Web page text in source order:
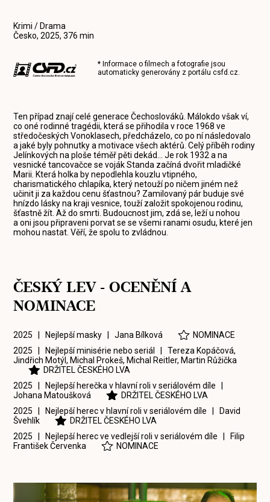
Krimi / Drama
Česko, 2025, 376 min
* Informace o filmech a fotografie jsou
automaticky generovány z portálucsfd.cz.
Ten případ znají celé generace Čechoslováků. Málokdo však ví,
co oné rodinné tragédii, která se přihodila v roce 1968 ve
středočeských Vonoklasech, předcházelo, co po ní následovalo
a jaké byly pohnutky a motivace všech aktérů. Celý příběh rodiny
Jelínkových na ploše téměř pěti dekád... Je rok 1932 a na
vesnické tancovačce se voják Standa začíná dvořit mladičké
Marii. Která holka by nepodlehla kouzlu vtipného,
charismatického chlapíka, který netouží po ničem jiném než
učinit ji za každou cenu šťastnou? Zamilovaný pár buduje své
hnízdo lásky na kraji vesnice, touží založit spokojenou rodinu,
šťastně žít. Až do smrti. Budoucnost jim, zdá se, leží u nohou
a oni jsou připraveni porvat se se všemi ranami osudu, které jen
mohou nastat. Věří, že spolu to zvládnou.
ČESKÝ LEV - OCENĚNÍ A
NOMINACE
2025 | Nejlepší masky |Jana Bílková
NOMINACE
2025 | Nejlepší minisérie nebo seriál |Tereza Kopáčová,
Jindřich Motýl, Michal Prokeš, Michal Reitler, Martin Růžička
DRŽITEL ČESKÉHO LVA
2025 | Nejlepší herečka v hlavní roli v seriálovém díle |
Johana Matoušková
DRŽITEL ČESKÉHO LVA
2025 | Nejlepší herec v hlavní roli v seriálovém díle | David
Švehlík
DRŽITEL ČESKÉHO LVA
2025 | Nejlepší herec ve vedlejší roli v seriálovém díle | Filip
František Červenka
NOMINACE